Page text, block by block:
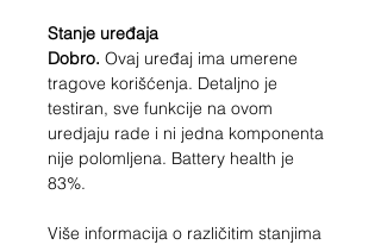
Stanje uređaja
Dobro. Ovaj uređaj ima umerene
tragove korišćenja. Detaljno je
testiran, sve funkcije na ovom
uredjaju rade i ni jedna komponenta
nije polomljena. Battery health je
83%.
Više informacija o različitim stanjima